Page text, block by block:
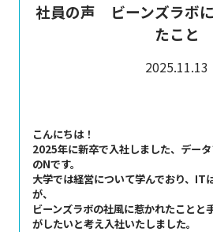
社員の声 ビーンズラボ
たこと
2025.11.13
こんにちは！
2025年に新卒で入社しました、デー
のNです。
大学では経営について学んでおり、IT
が、
ビーンズラボの社風に惹かれたことと
がしたいと考え入社いたしました。